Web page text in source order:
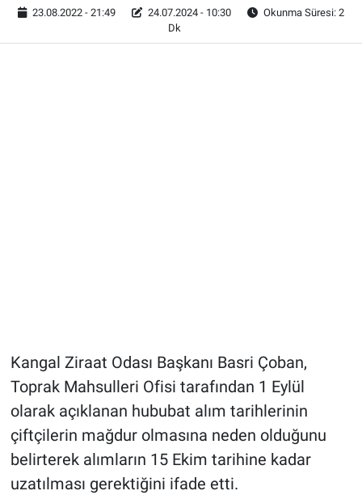
23.08.2022 - 21:49 24.07.2024 - 10:30
Okunma Süresi: 2
Dk
Kangal Ziraat Odası Başkanı Basri Çoban,
Toprak Mahsulleri Ofisi tarafından 1 Eylül
olarak açıklanan hububat alım tarihlerinin
çiftçilerin mağdur olmasına neden olduğunu
belirterek alımların 15 Ekim tarihine kadar
uzatılması gerektiğini ifade etti.